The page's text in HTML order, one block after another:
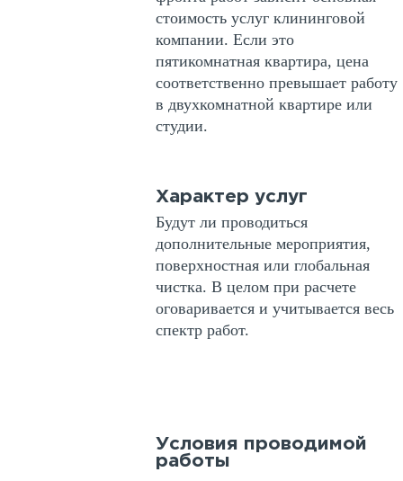
стоимость услуг клининговой
компании. Если это
пятикомнатная квартира, цена
соответственно превышает работу
в двухкомнатной квартире или
студии.
Характер услуг
Будут ли проводиться
дополнительные мероприятия,
поверхностная или глобальная
чистка. В целом при расчете
оговаривается и учитывается весь
спектр работ.
Условия проводимой
работы